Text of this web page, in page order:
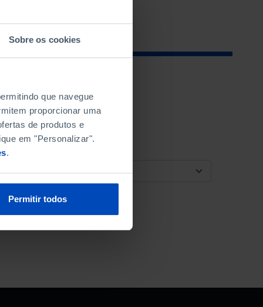
Sobre os cookies
que navegue
proporcionar uma
de produtos e
em "Personalizar".
.
Permitir todos
ORDENAR POR